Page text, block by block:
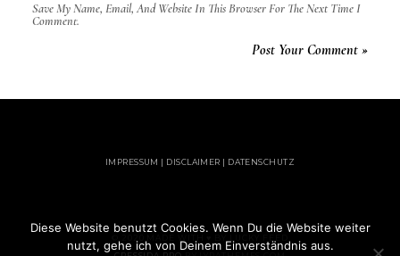
Save My Name, Email, And Website In This Browser For The Next Time I
Comment.
IMPRESSUM | DISCLAIMER | DATENSCHUTZ
Diese Website benutzt Cookies. Wenn Du die Website weiter
nutzt, gehe ich von Deinem Einverständnis aus.